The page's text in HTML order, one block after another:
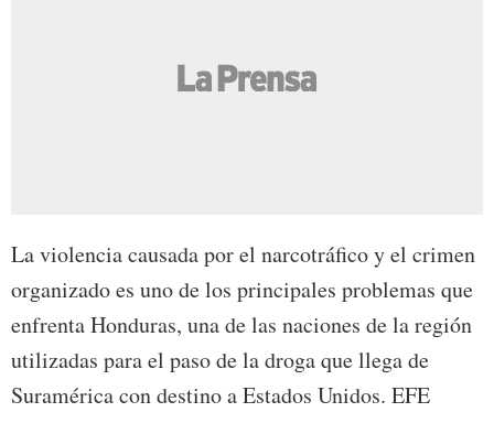
La violencia causada por el narcotráfico y el crimen
organizado es uno de los principales problemas que
enfrenta Honduras, una de las naciones de la región
utilizadas para el paso de la droga que llega de
Suramérica con destino a Estados Unidos. EFE